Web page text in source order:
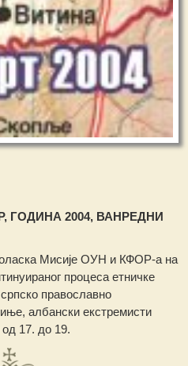
ГОДИНА 2004, ВАНРЕДНИ
Мисије ОУН и КФОР-а на
процеса етничке
православно
албански екстремисти
17. до 19.